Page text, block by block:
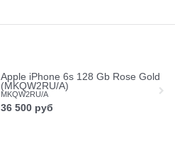
Apple iPhone 6s 128 Gb Rose Gold
(MKQW2RU/A)
MKQW2RU/A
36 500 руб